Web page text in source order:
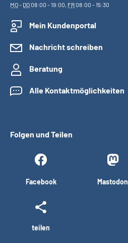
MO- DO08:00 - 19:00, FR08:00 - 15:30
Mein Kundenportal
Nachricht schreiben
Beratung
Alle Kontaktmöglichkeiten
Folgen und Teilen
Facebook Mastodon
teilen